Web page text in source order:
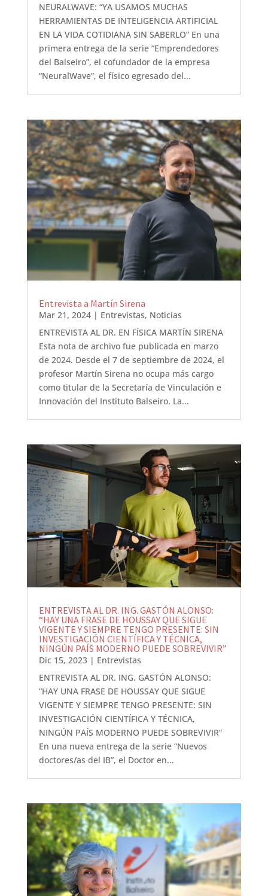
NEURALWAVE: “YA USAMOS MUCHAS
HERRAMIENTAS DE INTELIGENCIA ARTIFICIAL
EN LA VIDA COTIDIANA SIN SABERLO” En una
primera entrega de la serie “Emprendedores
del Balseiro”, el cofundador de la empresa
“NeuralWave”, el físico egresado del...
Entrevista a Martín Sirena
Mar 21, 2024| Entrevistas, Noticias
ENTREVISTA AL DR. EN FÍSICA MARTÍN SIRENA
Esta nota de archivo fue publicada en marzo
de 2024. Desde el 7 de septiembre de 2024, el
profesor Martín Sirena no ocupa más cargo
como titular de la Secretaría de Vinculación e
Innovación del Instituto Balseiro. La...
ENTREVISTA AL DR. ING. GASTÓN ALONSO:
“HAY UNA FRASE DE HOUSSAY QUE SIGUE
VIGENTE Y SIEMPRE TENGO PRESENTE: SIN
INVESTIGACIÓN CIENTÍFICA Y TÉCNICA,
NINGÚN PAÍS MODERNO PUEDE SOBREVIVIR”
Dic 15, 2023| Entrevistas
ENTREVISTA AL DR. ING. GASTÓN ALONSO:
“HAY UNA FRASE DE HOUSSAY QUE SIGUE
VIGENTE Y SIEMPRE TENGO PRESENTE: SIN
INVESTIGACIÓN CIENTÍFICA Y TÉCNICA,
NINGÚN PAÍS MODERNO PUEDE SOBREVIVIR”
En una nueva entrega de la serie “Nuevos
doctores/as del IB”, el Doctor en...